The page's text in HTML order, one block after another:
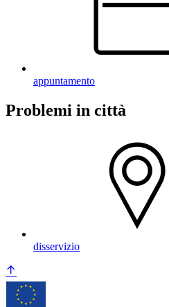
appuntamento
Problemi in città
disservizio